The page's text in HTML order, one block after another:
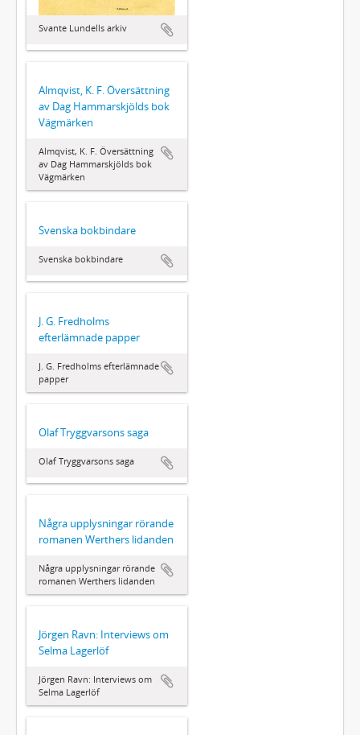
Svante Lundells arkiv
Almqvist, K. F. Översättning
av Dag Hammarskjölds bok
Vägmärken
Almqvist, K. F. Översättning
av Dag Hammarskjölds bok
Vägmärken
Svenska bokbindare
Svenska bokbindare
J. G. Fredholms
efterlämnade papper
J. G. Fredholms efterlämnade
papper
Olaf Tryggvarsons saga
Olaf Tryggvarsons saga
Några upplysningar rörande
romanen Werthers lidanden
Några upplysningar rörande
romanen Werthers lidanden
Jörgen Ravn: Interviews om
Selma Lagerlöf
Jörgen Ravn: Interviews om
Selma Lagerlöf